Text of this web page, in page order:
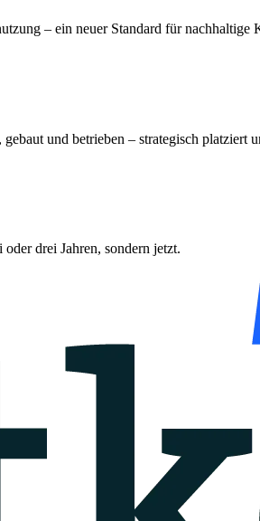
– ein neuer Standard für nachhaltige
und betrieben – strategisch
drei Jahren, sondern jetzt.